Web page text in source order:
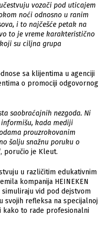
vozači pod uticajem
noći odnosno u ranim
i to najčešće petak na
to je vreme karakteristično
su ciljna grupa
sa klijentima u agenciji
o promociji odgovornog
saobraćajnih nezgoda. Ni
kada mediji
prouzrokovanim
šalju snažnu poruku o
, poručio je Kleut.
u različitim edukativnim
kompanija HEINEKEN
vid pod dejstvom
svojih refleksa na specijalnoj
kako to rade profesionalni